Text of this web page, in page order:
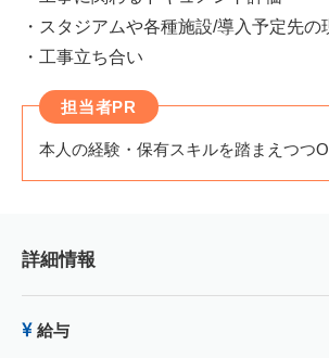
・スタジアムや各種施設/導入予定先の
・工事立ち合い
担当者PR
本人の経験・保有スキルを踏まえつつ
詳細情報
給与